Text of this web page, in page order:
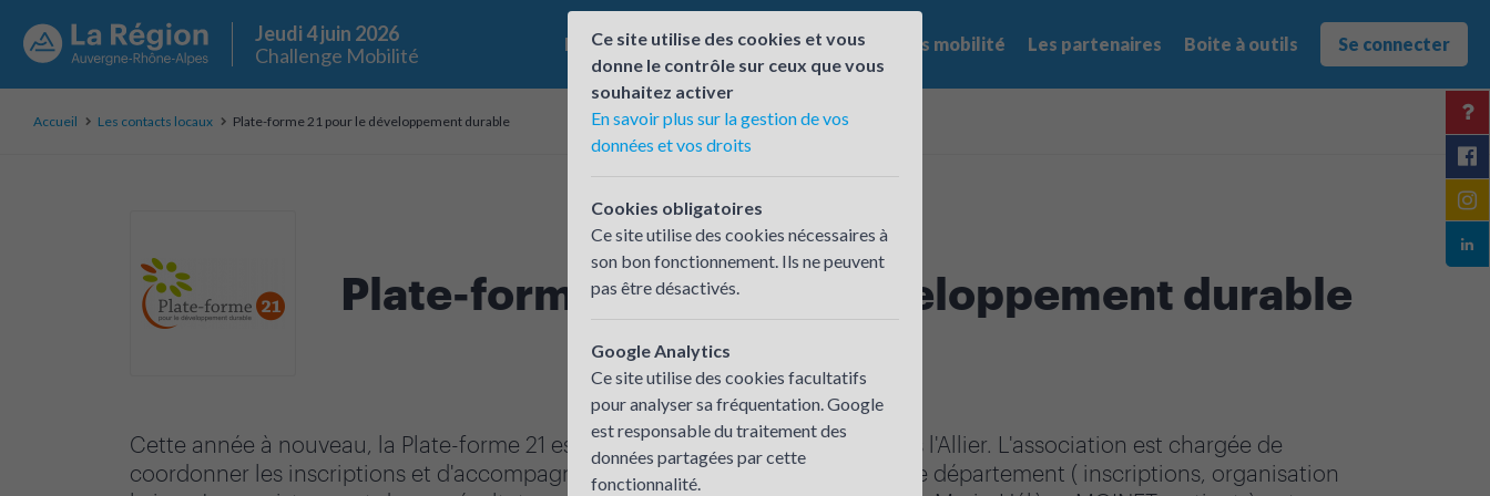
Jeudi 4 juin 2026
Challenge Mobilité
Le challenge Qui participe ? Les offres mobilité Les partenaires Boite à outils Se connecter
Accueil Les contacts locaux Plate-forme 21 pour le développement durable
Plate-forme 21 pour le développement durable
Cette année à nouveau, la Plate-forme 21 est relais du Challenge Mobilité dans l'Allier. L'association est chargée de
coordonner les inscriptions et d'accompagner les établissements situés dans le département ( inscriptions, organisation
Ce site utilise des cookies et vous
donne le contrôle sur ceux que vous
souhaitez activer
En savoir plus sur la gestion de vos
données et vos droits
Cookies obligatoires
Ce site utilise des cookies nécessaires à
son bon fonctionnement. Ils ne peuvent
pas être désactivés.
Google Analytics
Ce site utilise des cookies facultatifs
pour analyser sa fréquentation. Google
est responsable du traitement des
données partagées par cette
fonctionnalité.